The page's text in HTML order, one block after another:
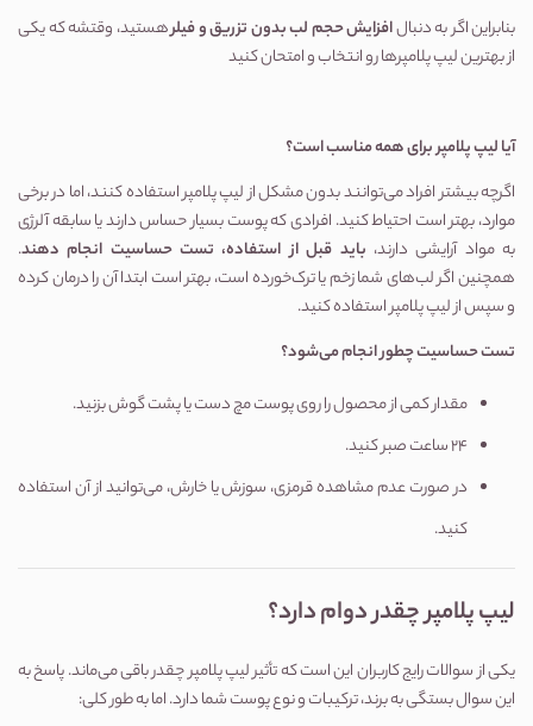
بنابراین اگر به دنبالافزایش حجم لب بدون تزریق و فیلرهستید، وقتشه که یکی
از بهترین لیپ پلامپرها رو انتخاب و امتحان کنید
آیا لیپ پلامپر برای همه مناسب است؟
اگرچه بیشتر افراد می‌توانند بدون مشکل از لیپ پلامپر استفاده کنند، اما در برخی
موارد، بهتر است احتیاط کنید. افرادی که پوست بسیار حساس دارند یا سابقه آلرژی
به مواد آرایشی دارند، باید قبل از استفاده، تست حساسیت انجام دهند.
همچنین اگر لب‌های شما زخم یا ترک‌خورده است، بهتر است ابتدا آن را درمان کرده
و سپس از لیپ پلامپر استفاده کنید.
تست حساسیت چطور انجام می‌شود؟
مقدار کمی از محصول را روی پوست مچ دست یا پشت گوش بزنید.
۲۴ ساعت صبر کنید.
در صورت عدم مشاهده قرمزی، سوزش یا خارش، می‌توانید از آن استفاده
کنید.
لیپ پلامپر چقدر دوام دارد؟
یکی از سوالات رایج کاربران این است که تأثیر لیپ پلامپر چقدر باقی می‌ماند. پاسخ به
این سوال بستگی به برند، ترکیبات و نوع پوست شما دارد. اما به طور کلی: